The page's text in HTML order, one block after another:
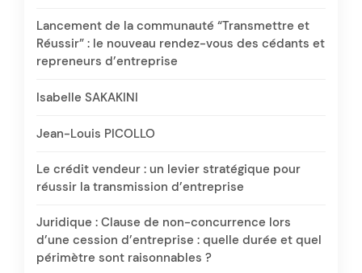
Lancement de la communauté “Transmettre et
Réussir” : le nouveau rendez-vous des cédants et
repreneurs d’entreprise
Isabelle SAKAKINI
Jean-Louis PICOLLO
Le crédit vendeur : un levier stratégique pour
réussir la transmission d’entreprise
Juridique : Clause de non-concurrence lors
d’une cession d’entreprise : quelle durée et quel
périmètre sont raisonnables ?